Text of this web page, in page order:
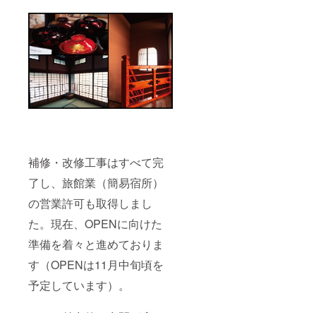
補修・改修工事はすべて完
了し、旅館業（簡易宿所）
の営業許可も取得しまし
た。現在、OPENに向けた
準備を着々と進めておりま
す（OPENは11月中旬頃を
予定しています）。